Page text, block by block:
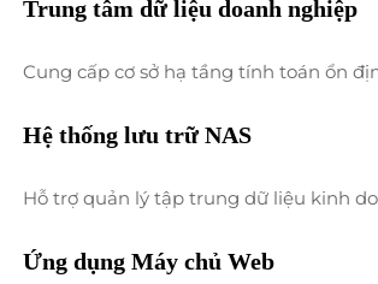
Trung tâm dữ liệu doanh nghiệp
Cung cấp cơ sở hạ tầng tính toán ổn
Hệ thống lưu trữ NAS
Hỗ trợ quản lý tập trung dữ liệu kinh
Ứng dụng Máy chủ Web